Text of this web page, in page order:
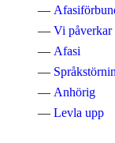
Vi påverkar
Afasi
Anhörig
Levla upp